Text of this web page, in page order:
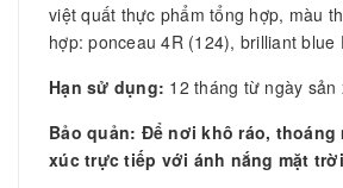
việt quất thực phẩm tổng hợp, màu
hợp: ponceau 4R (124), brilliant blue
Hạn sử dụng: 12 tháng từ ngày sản
Bảo quản: Để nơi khô ráo, thoáng
xúc trực tiếp với ánh nắng mặt